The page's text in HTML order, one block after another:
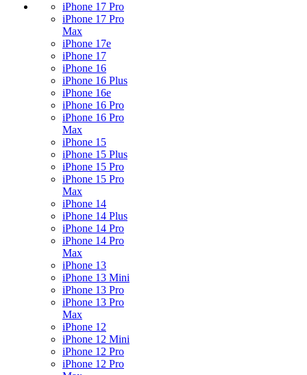
iPhone 17 Pro
iPhone 17 Pro
Max
iPhone 17e
iPhone 17
iPhone 16
iPhone 16 Plus
iPhone 16e
iPhone 16 Pro
iPhone 16 Pro
Max
iPhone 15
iPhone 15 Plus
iPhone 15 Pro
iPhone 15 Pro
Max
iPhone 14
iPhone 14 Plus
iPhone 14 Pro
iPhone 14 Pro
Max
iPhone 13
iPhone 13 Mini
iPhone 13 Pro
iPhone 13 Pro
Max
iPhone 12
iPhone 12 Mini
iPhone 12 Pro
iPhone 12 Pro